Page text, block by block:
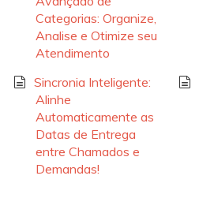
Categorias: Organize,
Analise e Otimize seu
Atendimento
Sincronia Inteligente:
Alinhe
Automaticamente as
Datas de Entrega
entre Chamados e
Demandas!